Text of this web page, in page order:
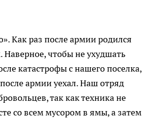
Как раз после армии родился
Наверное, чтобы не ухудшать
катастрофы с нашего поселка,
армии уехал. Наш отряд
так как техника не
со всем мусором в ямы, а затем